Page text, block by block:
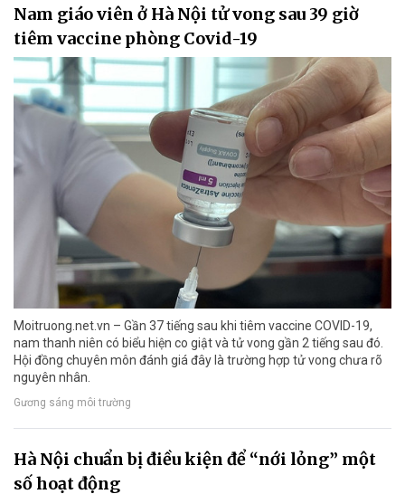
Nam giáo viên ở Hà Nội tử vong sau 39 giờ
tiêm vaccine phòng Covid-19
Moitruong.net.vn – Gần 37 tiếng sau khi tiêm vaccine COVID-19,
nam thanh niên có biểu hiện co giật và tử vong gần 2 tiếng sau đó.
Hội đồng chuyên môn đánh giá đây là trường hợp tử vong chưa rõ
nguyên nhân.
Gương sáng môi trường
Hà Nội chuẩn bị điều kiện để “nới lỏng” một
số hoạt động